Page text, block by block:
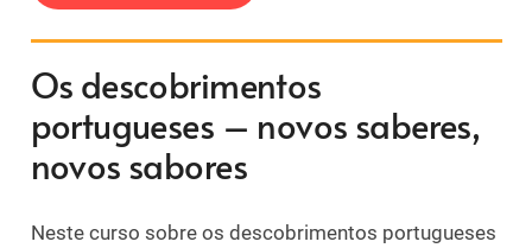
Os descobrimentos
portugueses – novos saberes,
novos sabores
Neste curso sobre os descobrimentos portugueses